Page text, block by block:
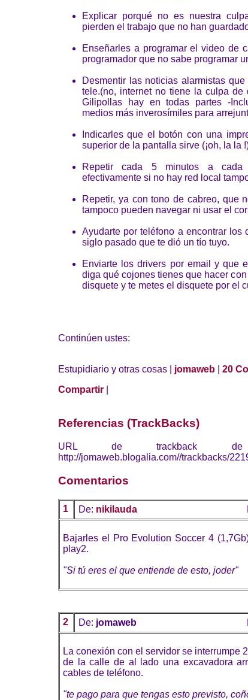
Explicar porqué no es nuestra
pierden el trabajo que no han
Enseñarles a programar el video de
programador que no sabe programar
Desmentir las noticias alarmistas
tele.(no, internet no tiene la culpa de
Gilipollas hay en todas partes -
medios más inverosímiles para
Indicarles que el botón con una
superior de la pantalla sirve (¡oh, la la
Repetir cada 5 minutos a cada
efectivamente si no hay red local
Repetir, ya con tono de cabreo, que
tampoco pueden navegar ni usar el
Ayudarte por teléfono a encontrar los
siglo pasado que te dió un tío tuyo.
Enviarte los drivers por email y que
diga qué cojones tienes que hacer
disquete y te metes el disquete por el
Continúen ustes:
Estupidiario y otras cosas | jomaweb 20
Compartir
Referencias (TrackBacks)
URL de trackback
http://jomaweb.blogalia.com//trackbacks/
Comentarios
1 De: nikilauda
Bajarles el Pro Evolution Soccer 4
play2.
"Si tú eres el que entiende de esto, joder"
2 De: jomaweb
La conexión con el servidor se interrumpe
de la calle de al lado una excavadora
cables de teléfono.
"te pago para que tengas esto previsto,